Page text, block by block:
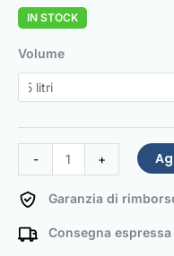
su base
di
recensioni
IN STOCK
Volume
-
Slate
Roof
Water
quantità
+
Garanzia di
Consegna espressa